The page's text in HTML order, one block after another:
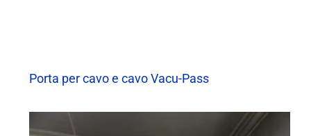
Porta per cavo e cavo Vacu-Pass